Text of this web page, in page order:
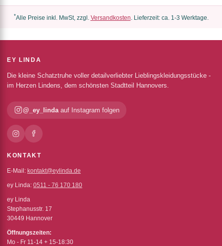
*Alle Preise inkl. MwSt, zzgl. Versandkosten. Lieferzeit: ca. 1-3 Werktage.
EY LINDA
Die kleine Schatztruhe voller detailverliebter Lieblingskleidungsstücke -
im Herzen Lindens, dem schönsten Stadtteil Hannovers.
@_ey_linda auf Instagram folgen
KONTAKT
E-Mail: kontakt@eylinda.de
ey Linda: 0511 - 76 170 180
ey Linda
Stephanusstr. 17
30449 Hannover
Öffnungszeiten:
Mo - Fr 11-14 + 15-18:30